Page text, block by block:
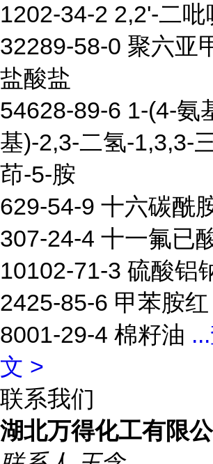
1202-34-2 2,2'-二吡
32289-58-0 聚六亚
盐酸盐
54628-89-6 1-(4-氨
基)-2,3-二氢-1,3,3-
茚-5-胺
629-54-9 十六碳酰
307-24-4 十一氟已
10102-71-3 硫酸铝
2425-85-6 甲苯胺红
8001-29-4 棉籽油 ...
文 >
联系我们
湖北万得化工有限